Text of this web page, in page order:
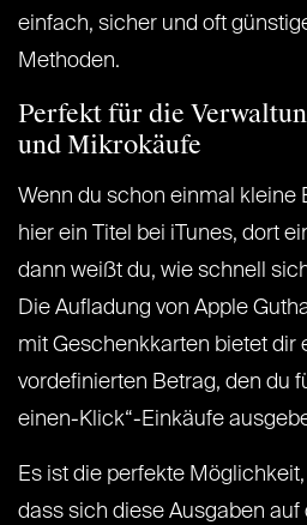
einfach, sicher und oft
Methoden.
Perfekt für die
und Mikrokäufe
Wenn du schon einmal kleine
hier ein Titel bei iTunes, dort
dann weißt du, wie schnell
Die Aufladung von Apple
mit Geschenkkarten bietet dir
vordefinierten Betrag, den du
einen-Klick“-Einkäufe
Es ist die perfekte
dass sich diese Ausgaben